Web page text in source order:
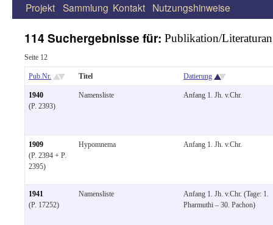
Zum
springen
Projekt Sammlung Kontakt Nutzungshinweise
114 Suchergebnisse für: Publikation/
Seite 12
Pub.Nr. Titel Datierung
1940
(P. 2393)
Namensliste Anfang 1. Jh. v.Chr.
1909
(P. 2394 + P.
2395)
Hypomnema Anfang 1. Jh. v.Chr.
1941
(P. 17252)
Namensliste
Anfang 1. Jh. v.Chr. (Tage: 1.
Pharmuthi – 30. Pachon)